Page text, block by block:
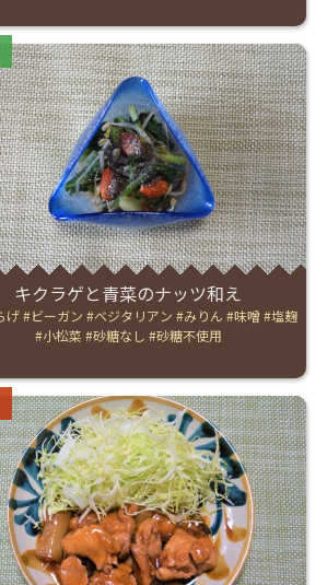
キクラゲと青菜のナッツ和え
げ ビーガン ベジタリアン みりん 味噌 塩麹
小松菜
砂糖なし 砂糖不使用